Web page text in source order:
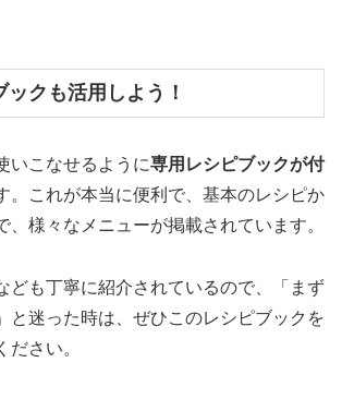
クも活用しよう！
いこなせるように専用レシピブックが付
。これが本当に便利で、基本のレシピか
、様々なメニューが掲載されています。
ども丁寧に紹介されているので、「まず
と迷った時は、ぜひこのレシピブックを
ださい。